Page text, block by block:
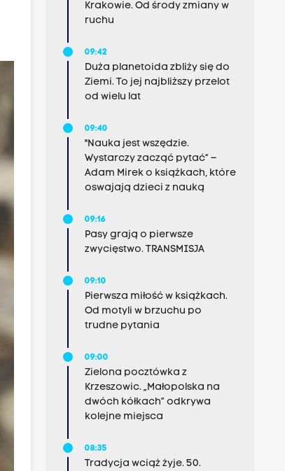
Krakowie. Od środy zmiany w
ruchu
09:42
Duża planetoida zbliży się do
Ziemi. To jej najbliższy przelot
od wielu lat
09:40
"Nauka jest wszędzie.
Wystarczy zacząć pytać” –
Adam Mirek o książkach, które
oswajają dzieci z nauką
09:16
Pasy grają o pierwsze
zwycięstwo. TRANSMISJA
09:10
Pierwsza miłość w książkach.
Od motyli w brzuchu po
trudne pytania
09:00
Zielona pocztówka z
Krzeszowic. „Małopolska na
dwóch kółkach” odkrywa
kolejne miejsca
08:35
Tradycja wciąż żyje. 50.